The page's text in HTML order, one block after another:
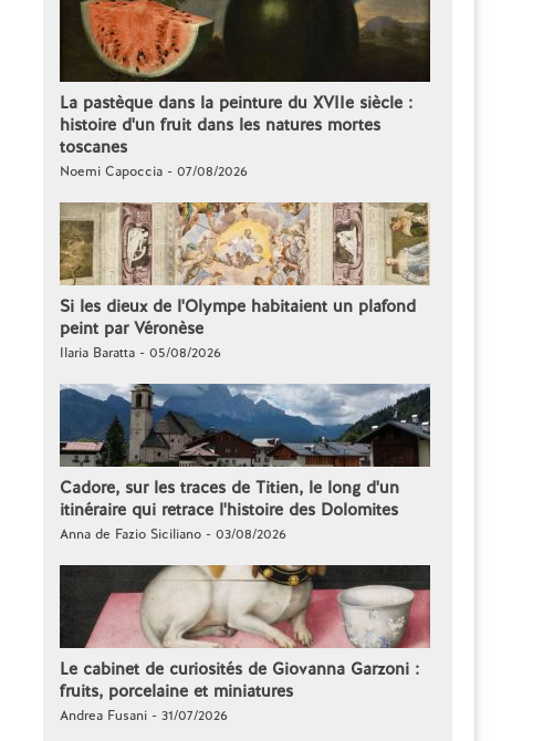
La pastèque dans la peinture du XVIIe siècle :
histoire d'un fruit dans les natures mortes
toscanes
Noemi Capoccia - 07/08/2026
Si les dieux de l'Olympe habitaient un plafond
peint par Véronèse
Ilaria Baratta - 05/08/2026
Cadore, sur les traces de Titien, le long d'un
itinéraire qui retrace l'histoire des Dolomites
Anna de Fazio Siciliano - 03/08/2026
Le cabinet de curiosités de Giovanna Garzoni :
fruits, porcelaine et miniatures
Andrea Fusani - 31/07/2026